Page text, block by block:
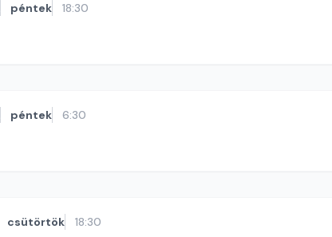
péntek 18:30
péntek 6:30
csütörtök 18:30